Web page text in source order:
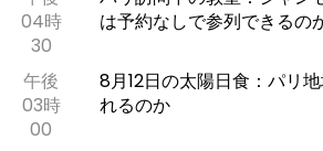
04時
30
は予約なしで参列できるの
午後
03時
00
8月12日の太陽日食：パリ
れるのか